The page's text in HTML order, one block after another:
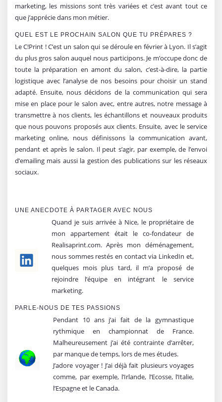
marketing, les missions sont très variées et c’est avant tout ce
que j’apprécie dans mon métier.
QUEL EST LE PROCHAIN SALON QUE TU PRÉPARES ?
Le C!Print ! C’est un salon qui se déroule en février à Lyon. Il s’agit
du plus gros salon auquel nous participons. Je m’occupe donc de
toute la préparation en amont du salon, c’est-à-dire, la partie
logistique avec l’analyse de nos besoins pour choisir un stand
adapté. Ensuite, nous décidons de la communication qui sera
mise en place pour le salon avec, entre autres, notre message à
transmettre à nos clients, les échantillons et nouveaux produits
que nous pouvons proposés aux clients. Ensuite, avec le service
marketing online, nous définissons la communication avant,
pendant et après le salon. Il peut s’agir, par exemple, de l’envoi
d’emailing mais aussi la gestion des publications sur les réseaux
sociaux.
UNE ANECDOTE À PARTAGER AVEC NOUS
Quand je suis arrivée à Nice, le propriétaire de
mon appartement était le co-fondateur de
Realisaprint.com. Après mon déménagement,
nous sommes restés en contact via LinkedIn et,
quelques mois plus tard, il m’a proposé de
rejoindre l’équipe en intégrant le service
marketing.
PARLE-NOUS DE TES PASSIONS
Pendant 10 ans j’ai fait de la gymnastique
rythmique en championnat de France.
Malheureusement j’ai été contrainte d’arrêter,
par manque de temps, lors de mes études.
J’adore voyager ! J’ai déjà fait plusieurs voyages
comme, par exemple, l’Irlande, l’Ecosse, l’Italie,
l’Espagne et le Canada.